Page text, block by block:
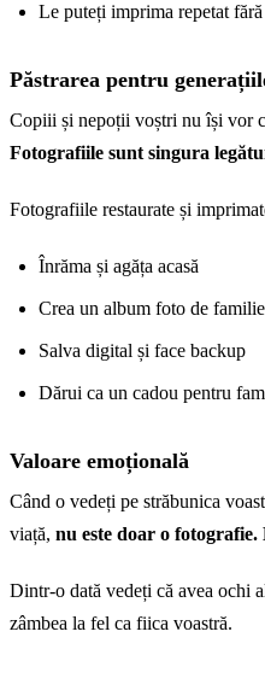
Le puteți imprima repetat
Păstrarea pentru
Copiii și nepoții voștri nu își vor
Fotografiile sunt singura
Fotografiile restaurate și
Înrăma și agăța acasă
Crea un album foto de familie
Salva digital și face backup
Dărui ca un cadou pentru
Valoare emoțională
Când o vedeți pe străbunica
viață, nu este doar o
Dintr-o dată vedeți că avea ochi
zâmbea la fel ca fiica voastră.